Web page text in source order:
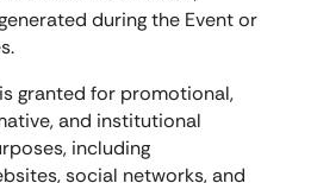
during the Event or
granted for promotional,
and institutional
including
social networks, and